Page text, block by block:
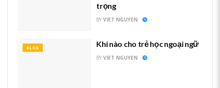
trọng
BY VIET NGUYEN
BLOG Khi nào cho trẻ học ngoại ngữ
BY VIET NGUYEN